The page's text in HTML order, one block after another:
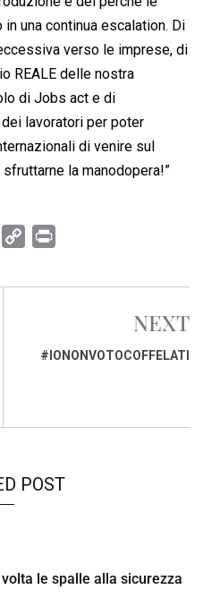
una continua escalation. Di
verso le imprese, di
REALE delle nostra
di Jobs act e di
lavoratori per poter
di venire sul
la manodopera!”
p
i
NEXT
#IONONVOTOCOFFELATI
POST
le spalle alla sicurezza